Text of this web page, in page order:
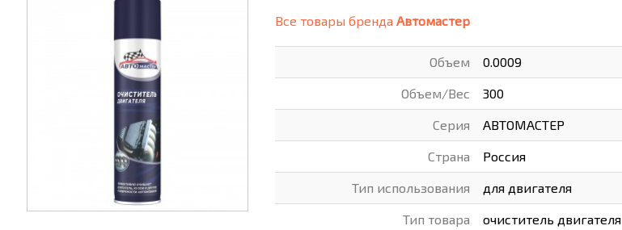
ХОЗТОВАРЫ
ЭЛЕКТРОНИКА
ЭЛЕКТРОТОВАРЫ И ОСВЕЩЕНИЕ
Все товары бренда Автомастер
Объем 0.0009
Объем/Вес 300
Серия АВТОМАСТЕР
Страна Россия
Тип использования для двигателя
Тип товара очиститель двигателя